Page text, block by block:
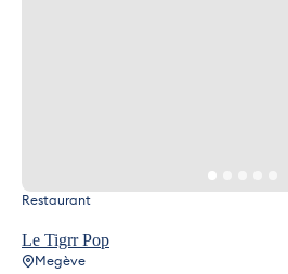
Le Tigrr Pop
Restaurant
Megève